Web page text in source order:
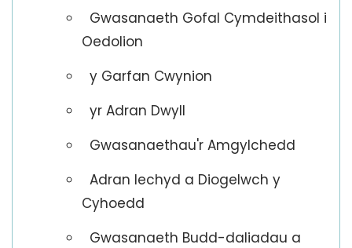
Gwasanaeth Gofal Cymdeithasol i
Oedolion
y Garfan Cwynion
yr Adran Dwyll
Gwasanaethau'r Amgylchedd
Adran Iechyd a Diogelwch y
Cyhoedd
Gwasanaeth Budd-daliadau a